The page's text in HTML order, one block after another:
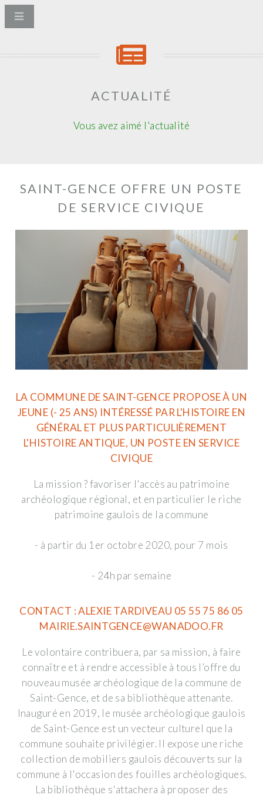
ACTUALITÉ
Vous avez aimé l'actualité
SAINT-GENCE OFFRE UN POSTE
DE SERVICE CIVIQUE
LA COMMUNE DE SAINT-GENCE PROPOSE À UN
JEUNE (- 25 ANS) INTÉRESSÉ PAR L'HISTOIRE EN
GÉNÉRAL ET PLUS PARTICULIÈREMENT
L'HISTOIRE ANTIQUE, UN POSTE EN SERVICE
CIVIQUE
La mission ? favoriser l'accès au patrimoine
archéologique régional, et en particulier le riche
patrimoine gaulois de la commune
- à partir du 1er octobre 2020, pour 7 mois
- 24h par semaine
CONTACT : ALEXIE TARDIVEAU 05 55 75 86 05
MAIRIE.SAINTGENCE@WANADOO.FR
Le volontaire contribuera, par sa mission, à faire
connaître et à rendre accessible à tous l’offre du
nouveau musée archéologique de la commune de
Saint-Gence, et de sa bibliothèque attenante.
Inauguré en 2019, le musée archéologique gaulois
de Saint-Gence est un vecteur culturel que la
commune souhaite privilégier. Il expose une riche
collection de mobiliers gaulois découverts sur la
commune à l'occasion des fouilles archéologiques.
La bibliothèque s'attachera à proposer des